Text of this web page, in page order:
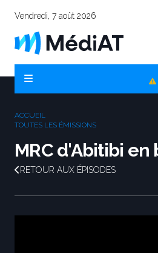
Vendredi, 7 août 2026
ACCUEIL
TOUTES LES ÉMISSIONS
MRC d'Abitibi en
RETOUR AUX ÉPISODES